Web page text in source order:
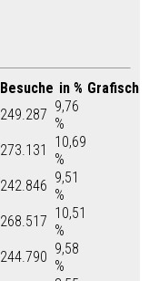
Besuche in % Grafisch
249.287 9,76
%
273.131
10,69
%
242.846 9,51
%
268.517 10,51
%
244.790 9,58
%